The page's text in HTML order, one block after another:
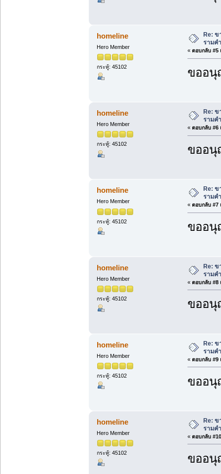
homeline
Hero Member
กระทู้: 45102
Re:
รามค
« ตอบกลับ #5
ขออนุ
homeline
Hero Member
กระทู้: 45102
Re:
รามค
« ตอบกลับ #6
ขออนุ
homeline
Hero Member
กระทู้: 45102
Re:
รามค
« ตอบกลับ #7
ขออนุ
homeline
Hero Member
กระทู้: 45102
Re: ข
รามค
« ตอบกลับ #8
ขออนุ
homeline
Hero Member
กระทู้: 45102
Re: ข
รามค
« ตอบกลับ #9
ขออนุ
homeline
Hero Member
กระทู้: 45102
Re: ข
รามค
« ตอบกลับ
ขออนุ